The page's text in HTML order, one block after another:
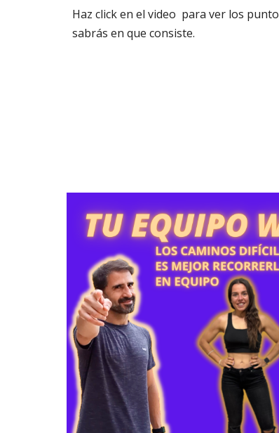
Haz click en el video para ver los
sabrás en que consiste.